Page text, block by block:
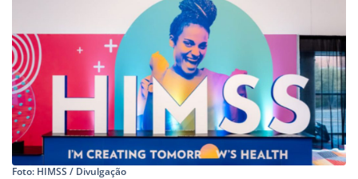
Foto: HIMSS / Divulgação